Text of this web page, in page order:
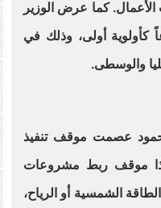
عام 2026 طبقاً لأولويات الأعمال. كما عرض الوزير
الربط الحلقي، بعدد 25 مشروعاً كأولوية أولى، وذلك في
والوسطى.
عصمت موقف تنفيذ
بعدد 19 مشروعاً، وكذا موقف ربط مشروعات
لعام 2026، سواء من الطاقة الشمسية أو الرياح،